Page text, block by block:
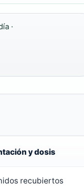
·
y dosis
recubiertos